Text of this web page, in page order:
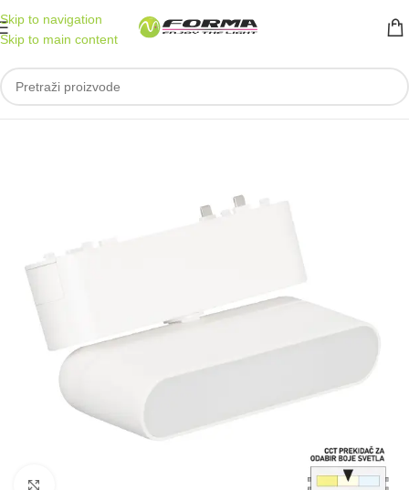
Skip to navigation
Skip to main content